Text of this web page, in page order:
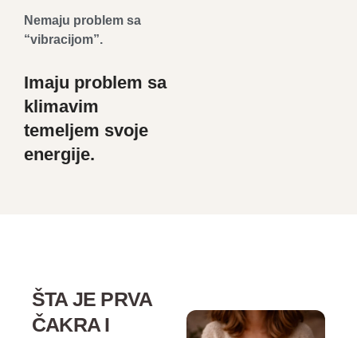
Nemaju problem sa
“vibracijom”.
Imaju problem sa
klimavim
temeljem svoje
energije.
ŠTA JE PRVA
ČAKRA I